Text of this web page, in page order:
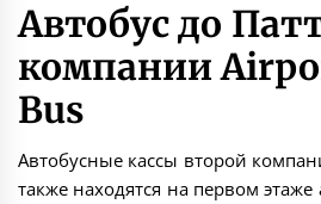
Автобус до
компании
Bus
Автобусные кассы второй
также находятся на первом этаже